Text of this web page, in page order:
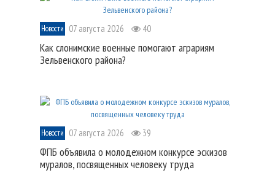
Новости 07 августа 2026 40
Как слонимские военные помогают аграриям
Зельвенского района?
Новости 07 августа 2026 39
ФПБ объявила о молодежном конкурсе эскизов
муралов, посвященных человеку труда